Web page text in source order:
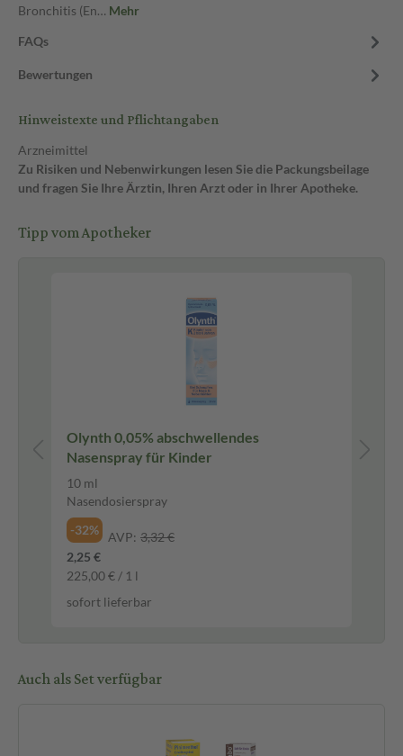
Bronchitis (En… Mehr
FAQs
Bewertungen
Hinweistexte und Pflichtangaben
Arzneimittel
Zu Risiken und Nebenwirkungen lesen Sie die Packungsbeilage
und fragen Sie Ihre Ärztin, Ihren Arzt oder in Ihrer Apotheke.
Tipp vom Apotheker
Olynth 0,05% abschwellendes
Nasenspray für Kinder
10 ml
Nasendosierspray
-32%
AVP: 3,32 €
2,25 €
225,00 € / 1 l
sofort lieferbar
Auch als Set verfügbar